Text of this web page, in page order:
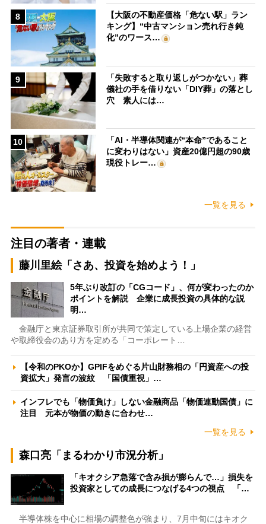
8
【大阪の不動産価格「危ない駅」ラン
キング】“中古マンション売れ行き鈍
化”のワース…
9
「失敗すると取り返しがつかない」葬
儀社の手を借りない「DIY葬」の落とし
穴 素人には…
10
「AI・半導体関連が“本命”であること
に変わりはない」資産20億円超の90歳
現役トレー…
一覧を見る
注目の著者・連載
藤川里絵「さあ、投資を始めよう！」
5年ぶり改訂の「CGコード」、何が変わったのか
ポイントを解説 企業に成長投資の具体的な説
明…
金融庁と東京証券取引所が共同で策定している上場企業の経営
や取締役会のあり方を定める「コーポレート…
【令和のPKOか】GPIFをめぐる片山財務相の「円資産への投
資拡大」発言の波紋 「国債重視」…
インフレでも「物価負け」しない金融商品「物価連動国債」に
注目 元本が物価の動きに合わせ…
一覧を見る
森口亮「まるわかり市況分析」
「キオクシア急落で含み損が膨らんで…」損失を
投資家としての成長につなげる4つの視点 「…
半導体株を中心に相場の調整色が強まり、7月中旬にはキオク